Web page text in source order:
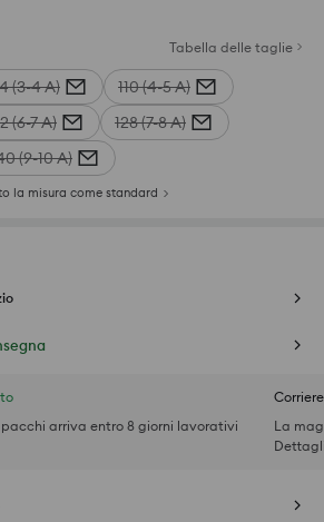
Tabella delle taglie
(3-4 A)
110 (4-5 A)
(6-7 A)
128 (7-8 A)
(9-10 A)
la misura come standard
arriva entro 8 giorni lavorativi
La